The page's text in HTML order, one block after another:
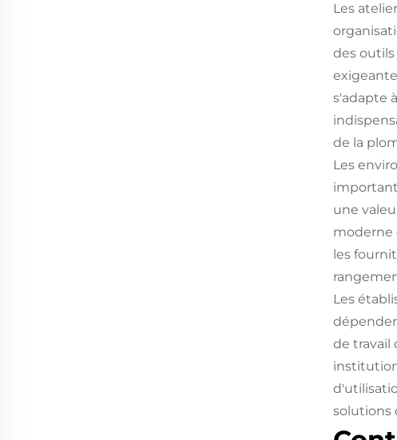
Les
des
s'adapte
de la
Les
une
moderne
les
Les
de travail
solutions